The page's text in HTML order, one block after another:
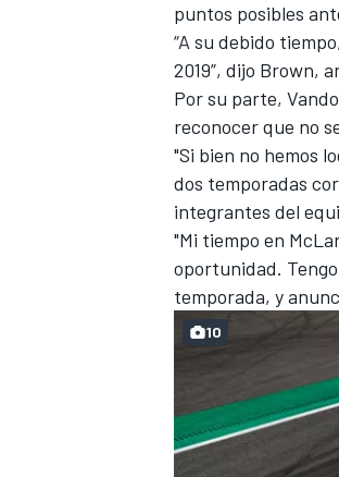
puntos posibles
“A su debido
2019”, dijo Brown,
Por su parte,
reconocer que no
"Si bien no hemos
dos temporadas
integrantes del
"Mi tiempo en
oportunidad.
temporada, y
10